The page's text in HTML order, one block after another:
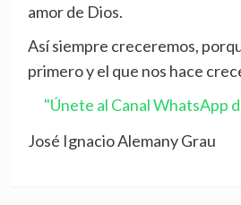
amor de Dios.
Así siempre creceremos,
primero y el que nos hace
"Únete al Canal WhatsApp
José Ignacio Alemany Grau